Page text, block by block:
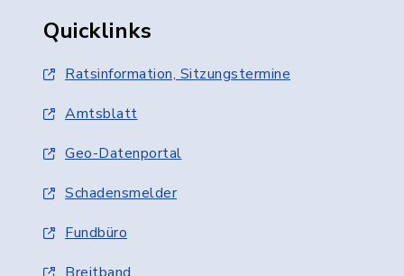
Quicklinks
Ratsinformation, Sitzungstermine
Amtsblatt
Geo-Datenportal
Schadensmelder
Fundbüro